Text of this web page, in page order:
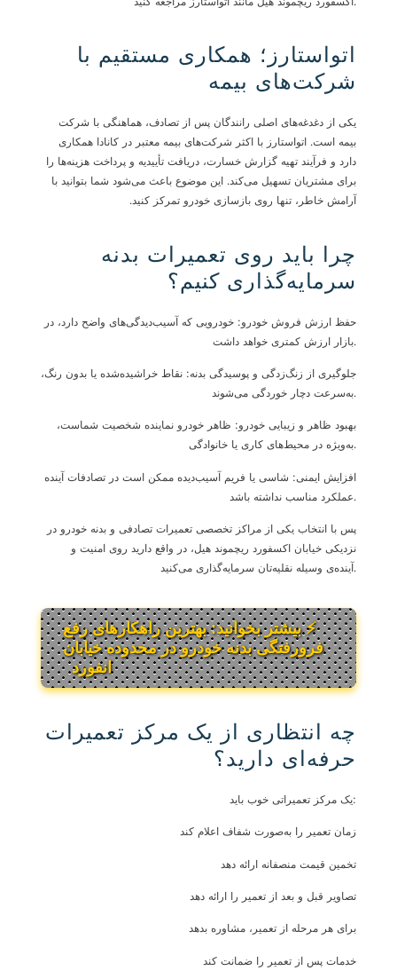
اتواستارز؛ همکاری مستقیم با
شرکت‌های بیمه
یکی از دغدغه‌های اصلی رانندگان پس از تصادف، هماهنگی با شرکت
بیمه است. اتواستارز با اکثر شرکت‌های بیمه معتبر در کانادا همکاری
دارد و فرآیند تهیه گزارش خسارت، دریافت تأییدیه و پرداخت هزینه‌ها را
برای مشتریان تسهیل می‌کند. این موضوع باعث می‌شود شما بتوانید با
آرامش خاطر، تنها روی بازسازی خودرو تمرکز کنید.
چرا باید روی تعمیرات بدنه
سرمایه‌گذاری کنیم؟
حفظ ارزش فروش خودرو: خودرویی که آسیب‌دیدگی‌های واضح دارد، در
بازار ارزش کمتری خواهد داشت.
جلوگیری از زنگ‌زدگی و پوسیدگی بدنه: نقاط خراشیده‌شده یا بدون رنگ،
به‌سرعت دچار خوردگی می‌شوند.
بهبود ظاهر و زیبایی خودرو: ظاهر خودرو نماینده شخصیت شماست،
به‌ویژه در محیط‌های کاری یا خانوادگی.
افزایش ایمنی: شاسی یا فریم آسیب‌دیده ممکن است در تصادفات آینده
عملکرد مناسب نداشته باشد.
پس با انتخاب یکی از مراکز تخصصی تعمیرات تصادفی و بدنه خودرو در
نزدیکی خیابان اکسفورد ریچموند هیل، در واقع دارید روی امنیت و
آینده‌ی وسیله نقلیه‌تان سرمایه‌گذاری می‌کنید.
⚡ بیشتر بخوانید: بهترین راهکارهای رفع
فرورفتگی بدنه خودرو در محدوده خیابان
انفورد
چه انتظاری از یک مرکز تعمیرات
حرفه‌ای دارید؟
یک مرکز تعمیراتی خوب باید:
زمان تعمیر را به‌صورت شفاف اعلام کند
تخمین قیمت منصفانه ارائه دهد
تصاویر قبل و بعد از تعمیر را ارائه دهد
برای هر مرحله از تعمیر، مشاوره بدهد
خدمات پس از تعمیر را ضمانت کند